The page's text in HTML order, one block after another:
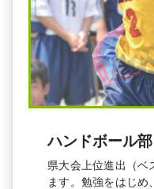
ハンドボール部
県大会上位進出（ベ
ます。勉強をはじめ